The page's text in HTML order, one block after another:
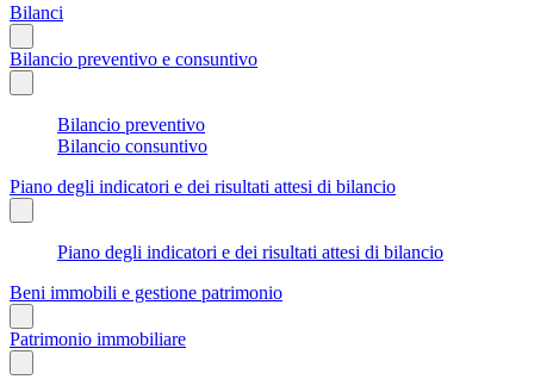
Bilanci
Bilancio preventivo e consuntivo
Bilancio preventivo
Bilancio consuntivo
Piano degli indicatori e dei risultati attesi di bilancio
Piano degli indicatori e dei risultati attesi di bilancio
Beni immobili e gestione patrimonio
Patrimonio immobiliare